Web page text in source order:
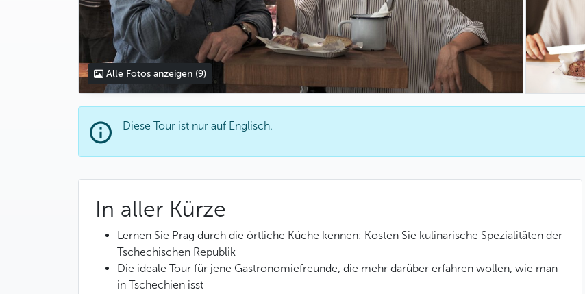
Alle Fotos anzeigen (9)
Diese Tour ist nur auf Englisch.
In aller Kürze
Lernen Sie Prag durch die örtliche Küche kennen: Kosten Sie kulinarische Spezialitäten der
Tschechischen Republik
Die ideale Tour für jene Gastronomiefreunde, die mehr darüber erfahren wollen, wie man
in Tschechien isst